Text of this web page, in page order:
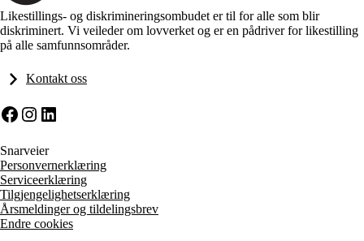
Likestillings- og diskrimineringsombudet er til for alle som blir
diskriminert. Vi veileder om lovverket og er en pådriver for likestilling
på alle samfunnsområder.
Kontakt oss
Facebook
Instagram
LinkedIn
Snarveier
Personvernerklæring
Serviceerklæring
Tilgjengelighetserklæring
Årsmeldinger og tildelingsbrev
Endre cookies